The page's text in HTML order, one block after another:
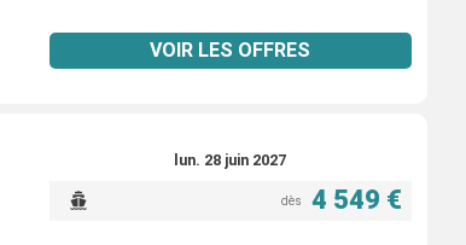
VOIR LES OFFRES
lun. 28 juin 2027
dès 4 549 €